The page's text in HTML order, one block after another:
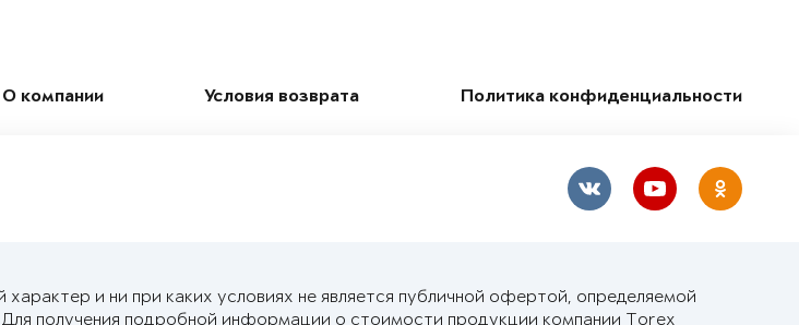
О компании Условия возврата Политика конфиденциальности
и ни при каких условиях не является публичной офертой, определяемой
получения подробной информации о стоимости продукции компании Torex